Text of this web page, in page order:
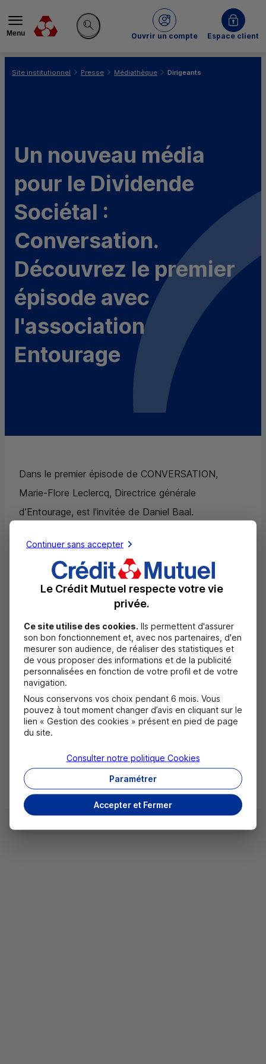
Menu
Rechercher sur le site
Ouvrir un compte
du Crédit MutuelEspace client
Site institutionnel Presse Médiathèque Dirigeants
Un nouveau média
pour le Dividende
Sociétal :
Conversation.
Découvrez le premier
épisode avec
l'association
Entourage
Dans le premier épisode de CONVERSATION,
Marie-Flore Leclercq, Directrice générale
d’Entourage, est l'invitée de Daniel Baal.
Entourage est une association qui lutte contre la
précarité et l’exclusion en engageant les citoyens
notamment en utilisant le sport comme vecteur
Cet épisode est également disponible en intégralité
surYouTube ,Deezer ,SpotifyetApple Podcasts
Continuer sans accepter
Le Crédit Mutuel respecte votre vie
privée.
Ce site utilise des cookies. Ils permettent d'assurer
son bon fonctionnement et, avec nos partenaires, d'en
mesurer son audience, de réaliser des statistiques et
de vous proposer des informations et de la publicité
personnalisées en fonction de votre profil et de votre
navigation.
Nous conservons vos choix pendant 6 mois. Vous
pouvez à tout moment changer d’avis en cliquant sur le
lien « Gestion des cookies » présent en pied de page
du site.
Accepter et Fermer
Paramétrer
Consulter notre politique Cookies